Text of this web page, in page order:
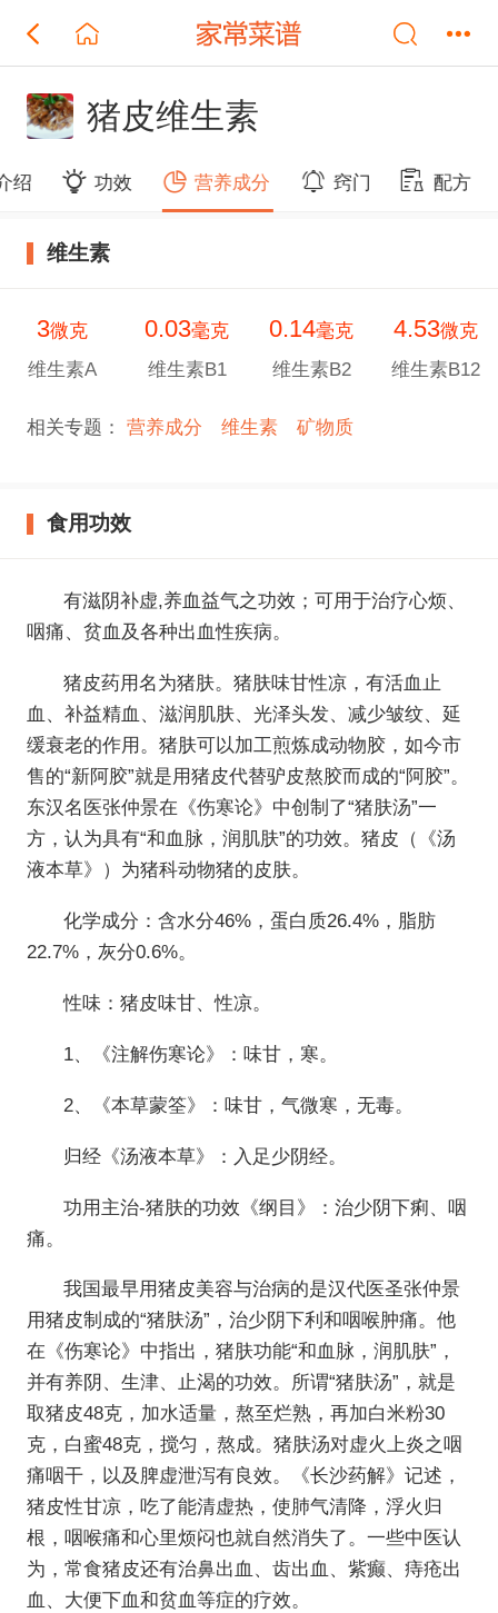
猪皮维生素
绍 功效 营养成分 窍门 配方
维生素
3微克
维生素A
0.03毫克
维生素B1
0.14毫克
维生素B2
4.53微克
维生素B12
相关专题： 营养成分 维生素 矿物质
食用功效
有滋阴补虚,养血益气之功效；可用于治疗心烦、
咽痛、贫血及各种出血性疾病。
猪皮药用名为猪肤。猪肤味甘性凉，有活血止
血、补益精血、滋润肌肤、光泽头发、减少皱纹、延
缓衰老的作用。猪肤可以加工煎炼成动物胶，如今市
售的“新阿胶”就是用猪皮代替驴皮熬胶而成的“阿胶”。
东汉名医张仲景在《伤寒论》中创制了“猪肤汤”一
方，认为具有“和血脉，润肌肤”的功效。猪皮（《汤
液本草》）为猪科动物猪的皮肤。
化学成分：含水分46%，蛋白质26.4%，脂肪
22.7%，灰分0.6%。
性味：猪皮味甘、性凉。
1、《注解伤寒论》：味甘，寒。
2、《本草蒙筌》：味甘，气微寒，无毒。
归经《汤液本草》：入足少阴经。
功用主治-猪肤的功效《纲目》：治少阴下痢、咽
痛。
我国最早用猪皮美容与治病的是汉代医圣张仲景
用猪皮制成的“猪肤汤”，治少阴下利和咽喉肿痛。他
在《伤寒论》中指出，猪肤功能“和血脉，润肌肤”，
并有养阴、生津、止渴的功效。所谓“猪肤汤”，就是
取猪皮48克，加水适量，熬至烂熟，再加白米粉30
克，白蜜48克，搅匀，熬成。猪肤汤对虚火上炎之咽
痛咽干，以及脾虚泄泻有良效。《长沙药解》记述，
猪皮性甘凉，吃了能清虚热，使肺气清降，浮火归
根，咽喉痛和心里烦闷也就自然消失了。一些中医认
为，常食猪皮还有治鼻出血、齿出血、紫癫、痔疮出
血、大便下血和贫血等症的疗效。